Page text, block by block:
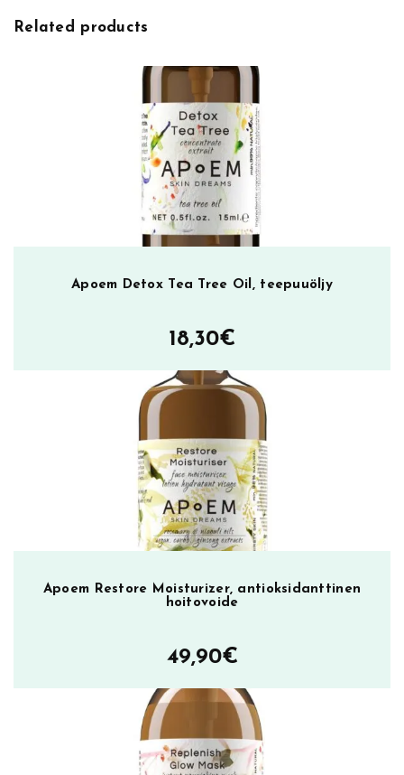
ä
Related products
Apoem Detox Tea Tree Oil, teepuuöljy
18,30€
Apoem Restore Moisturizer, antioksidanttinen
hoitovoide
49,90€